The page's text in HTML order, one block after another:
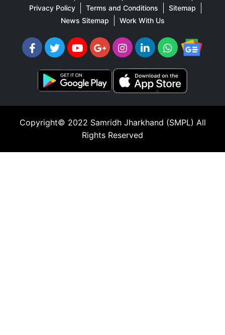
Privacy Policy
Terms and Conditions
Sitemap
News Sitemap
Work With Us
Copyright© 2022 Samridh Jharkhand (SMPL) All
Rights Reserved